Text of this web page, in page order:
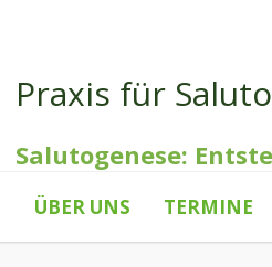
Praxis für
Salutogenese:
ÜBER UNS TERMINE